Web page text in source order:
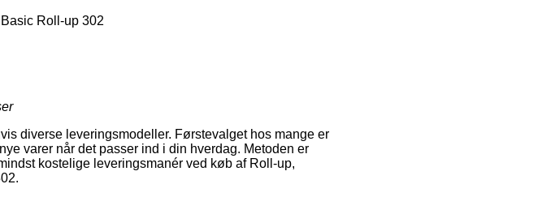
Roll-up 302
diverse leveringsmodeller. Førstevalget hos mange er
varer når det passer ind i din hverdag. Metoden er
kostelige leveringsmanér ved køb af Roll-up,